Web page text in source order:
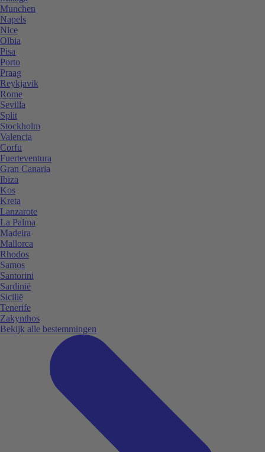
Munchen
Napels
Nice
Olbia
Pisa
Porto
Praag
Reykjavik
Rome
Sevilla
Split
Stockholm
Valencia
Corfu
Fuerteventura
Gran Canaria
Ibiza
Kos
Kreta
Lanzarote
La Palma
Madeira
Mallorca
Rhodos
Samos
Santorini
Sardinië
Sicilië
Tenerife
Zakynthos
Bekijk alle bestemmingen